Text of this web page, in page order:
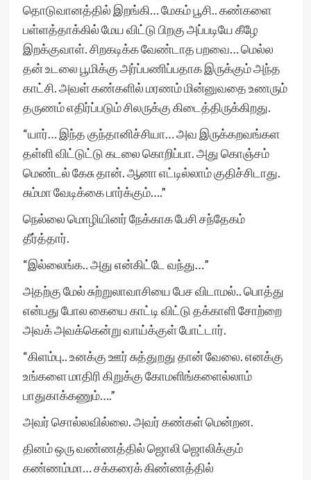
தொடுவானத்தில் இறங்கி… மேகம் பூசி.. கண்களை
பள்ளத்தாக்கில் மேய விட்டு பிறகு அப்படியே கீழே
இறக்குவாள். சிறகடிக்க வேண்டாத பறவை… மெல்ல
தன் உடலை பூமிக்கு அர்ப்பணிப்பதாக இருக்கும் அந்த
காட்சி. அவள் கண்களில் மரணம் மின்னுவதை உணரும்
தருணம் எதிர்ப்படும் சிலருக்கு கிடைத்திருக்கிறது.
“யார்… இந்த குந்தானிச்சியா… அவ இருக்கறவங்கள
தள்ளி விட்டுட்டு கடலை கொறிப்பா. அது கொஞ்சம்
மெண்டல் கேசு தான். ஆனா எட்டில்லாம் குதிச்சிடாது.
சும்மா வேடிக்கை பார்க்கும்….”
நெல்லை மொழியினர் நேக்காக பேசி சந்தேகம்
தீர்த்தார்.
“இல்லைங்க.. அது என்கிட்டே வந்து…”
அதற்கு மேல் சுற்றுலாவாசியை பேச விடாமல்.. பொத்து
என்பது போல கையை காட்டி விட்டு தக்காளி சோற்றை
அவக் அவக்கென்று வாய்க்குள் போட்டார்.
“கிளம்பு.. உனக்கு ஊர் சுத்துறது தான் வேலை. எனக்கு
உங்களை மாதிரி கிறுக்கு கோமளிங்களைல்லாம்
பாதுகாக்கணும்….”
அவர் சொல்லவில்லை. அவர் கண்கள் மென்றன.
தினம் ஒரு வண்ணத்தில் ஜொலி ஜொலிக்கும்
கண்ணம்மா… சக்கரைக் கிண்ணத்தில்